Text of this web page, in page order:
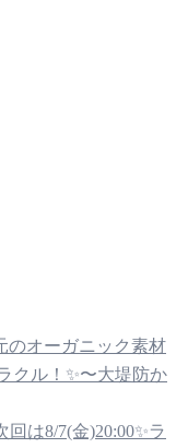
のオーガニック素材
クル！✨〜大堤防か
は8/7(金)20:00✨ラ